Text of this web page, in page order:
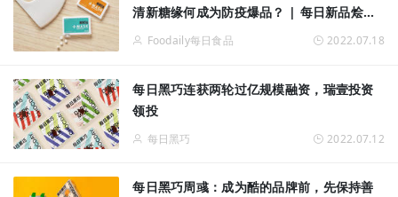
清新糖缘何成为防疫爆品？ | 每日新品烩
vol.19
Foodaily每日食品 2022.07.18
每日黑巧连获两轮过亿规模融资，瑞壹投资
领投
每日黑巧 2022.07.12
每日黑巧周彧：成为酷的品牌前，先保持善